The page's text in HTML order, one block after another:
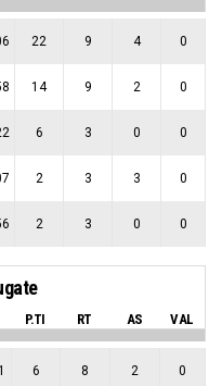
22 9 4 0
14 9 2 0
6 3 0 0
2 3 3 0
2 3 0 0
P.TI RT AS VAL
6 8 2 0